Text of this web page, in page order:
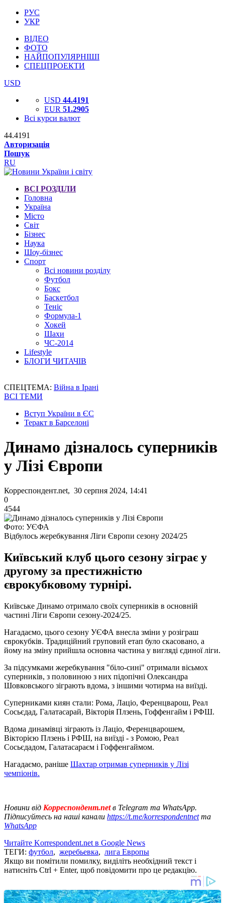
РУС
УКР
ВІДЕО
ФОТО
НАЙПОПУЛЯРНІШІ
СПЕЦПРОЕКТИ
USD
USD 44.4191
EUR 51.2905
Всі курси валют
44.4191
Авторизація
Пошук
RU
ВСІ РОЗДІЛИ
Головна
Україна
Місто
Світ
Бізнес
Наука
Шоу-бізнес
Спорт
Всі новини розділу
Футбол
Бокс
Баскетбол
Теніс
Формула-1
Хокей
Шахи
ЧС-2014
Lifestyle
БЛОГИ ЧИТАЧІВ
СПЕЦТЕМА: Війна в Ірані
ВСІ ТЕМИ
Вступ України в ЄС
Теракт в Барселоні
Динамо дізналось суперників
у Лізі Європи
Корреспондент.net, 30 серпня 2024, 14:41
0
4544
Фото: УЄФА
Відбулось жеребкування Ліги Європи сезону 2024/25
Київський клуб цього сезону зіграє у
другому за престижністю
єврокубковому турнірі.
Київське Динамо отримало своїх суперників в основній
частині Ліги Європи сезону-2024/25.
Нагадаємо, цього сезону УЄФА внесла зміни у розіграш
єврокубків. Традиційний груповий етап було скасовано, а
йому на зміну прийшла основна частина у вигляді єдиної ліги.
За підсумками жеребкування "біло-сині" отримали вісьмох
суперників, з половиною з них підопічні Олександра
Шовковського зіграють вдома, з іншими чотирма на виїзді.
Суперниками киян стали: Рома, Лаціо, Ференцварош, Реал
Сосьєдад, Галатасарай, Вікторія Плзень, Гоффенгайм і РФШ.
Вдома динамівці зіграють із Лаціо, Ференцварошем,
Вікторією Плзень і РФШ, на виїзді - з Ромою, Реал
Сосьєдадом, Галатасараєм і Гоффенгаймом.
Нагадаємо, раніше Шахтар отримав суперників у Лізі
чемпіонів.
Новини від Корреспондент.netв Telegram та WhatsApp.
Підписуйтесь на наші канали https://t.me/korrespondentnetта
WhatsApp
Читайте Korrespondent.net в Google News
ТЕГИ: футбол, жеребьевка, лига Европы
Якщо ви помітили помилку, виділіть необхідний текст і
натисніть Ctrl + Enter, щоб повідомити про це редакцію.